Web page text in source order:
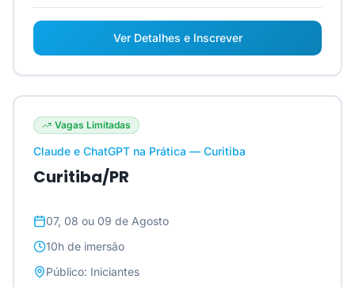
Ver Detalhes e Inscrever
Vagas Limitadas
Claude e ChatGPT na Prática — Curitiba
Curitiba/PR
07, 08 ou 09 de Agosto
10h de imersão
Público: Iniciantes